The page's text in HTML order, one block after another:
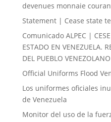
devenues monnaie
Statement | Cease state
Comunicado ALPEC |
ESTADO EN VENEZUELA.
DEL PUEBLO VENEZOLANO
Official Uniforms Flood
Los uniformes oficiales
de Venezuela
Monitor del uso de la